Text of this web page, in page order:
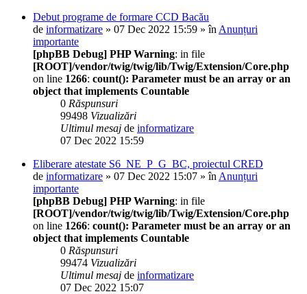
Debut programe de formare CCD Bacău
de informatizare » 07 Dec 2022 15:59 » în Anunțuri
importante
[phpBB Debug] PHP Warning: in file
[ROOT]/vendor/twig/twig/lib/Twig/Extension/Core.php
on line 1266: count(): Parameter must be an array or an
object that implements Countable
0 Răspunsuri
99498 Vizualizări
Ultimul mesaj de informatizare
07 Dec 2022 15:59
Eliberare atestate S6_NE_P_G_BC, proiectul CRED
de informatizare » 07 Dec 2022 15:07 » în Anunțuri
importante
[phpBB Debug] PHP Warning: in file
[ROOT]/vendor/twig/twig/lib/Twig/Extension/Core.php
on line 1266: count(): Parameter must be an array or an
object that implements Countable
0 Răspunsuri
99474 Vizualizări
Ultimul mesaj de informatizare
07 Dec 2022 15:07